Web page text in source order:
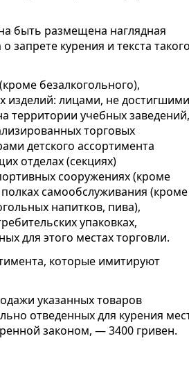
быть размещена наглядная
запрете курения и текста такого
безалкогольного),
изделий: лицами, не достигшими
территории учебных заведений,
торговых
детского ассортимента
отделах (секциях)
сооружениях (кроме
самообслуживания (кроме
напитков, пива),
упаковках,
для этого местах торговли.
которые имитируют
указанных товаров
отведенных для курения
законом, — 3400 гривен.